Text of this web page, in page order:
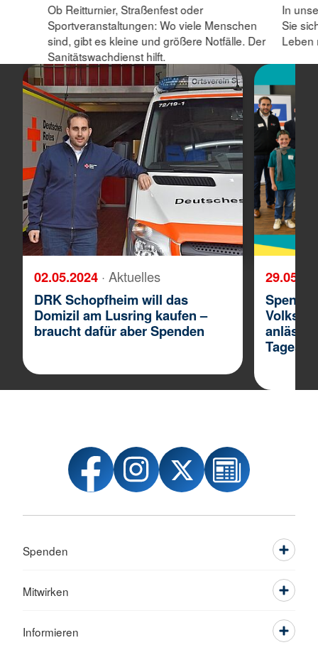
Ob Reitturnier, Straßenfest oder
Sportveranstaltungen: Wo viele Menschen
sind, gibt es kleine und größere Notfälle. Der
Sanitätswachdienst hilft.
In
Sie
Leben
02.05.2024 · Aktuelles
DRK Schopfheim will das
Domizil am Lusring kaufen –
braucht dafür aber Spenden
Tages!
Spenden
Mitwirken
Informieren